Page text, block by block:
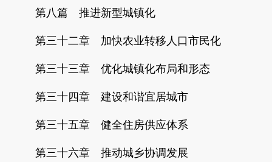
第八篇 推进新型城镇化
第三十二章 加快农业转移人口市民化
第三十三章 优化城镇化布局和形态
第三十四章 建设和谐宜居城市
第三十五章 健全住房供应体系
第三十六章 推动城乡协调发展